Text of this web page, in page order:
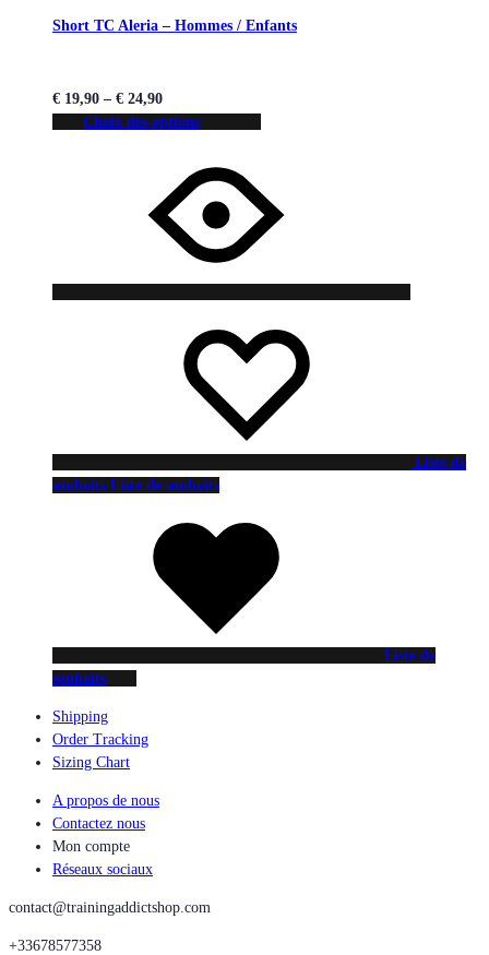
Short TC Aleria – Hommes / Enfants
€ 19,90 – € 24,90
Choix des options
Liste de
souhaits Liste de souhaits
Liste de
souhaits
Shipping
Order Tracking
Sizing Chart
A propos de nous
Contactez nous
Mon compte
Réseaux sociaux
contact@trainingaddictshop.com
+33678577358